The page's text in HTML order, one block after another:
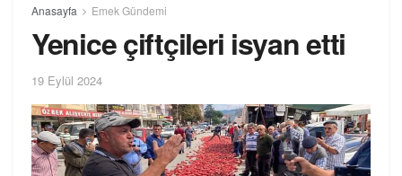
Anasayfa Emek Gündemi
Yenice çiftçileri isyan etti
19 Eylül 2024